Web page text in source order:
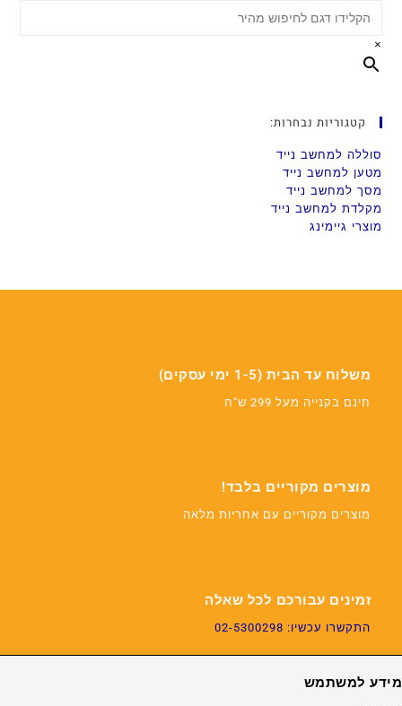
×
קטגוריות נבחרות:
סוללה למחשב נייד
מטען למחשב נייד
מסך למחשב נייד
מקלדת למחשב נייד
מוצרי גיימינג
משלוח עד הבית (1-5 ימי עסקים)
חינם בקנייה מעל 299 ש"ח
מוצרים מקוריים בלבד!
מוצרים מקוריים עם אחריות מלאה
זמינים עבורכם לכל שאלה
התקשרו עכשיו: 02-5300298
מידע למשתמש